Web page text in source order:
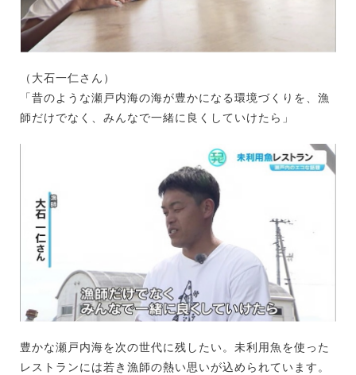
（大石一仁さん）
「昔のような瀬戸内海の海が豊かになる環境づくりを、漁
師だけでなく、みんなで一緒に良くしていけたら」
豊かな瀬戸内海を次の世代に残したい。未利用魚を使った
レストランには若き漁師の熱い思いが込められています。